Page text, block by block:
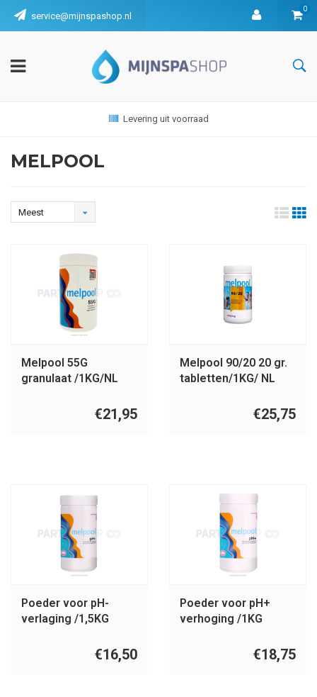
service@mijnspashop.nl
0
Levering uit voorraad
MELPOOL
Meest
Melpool 55G
granulaat /1KG/NL
€21,95
Melpool 90/20 20 gr.
tabletten/1KG/ NL
€25,75
Poeder voor pH-
verlaging /1,5KG
€16,50
Poeder voor pH+
verhoging /1KG
€18,75